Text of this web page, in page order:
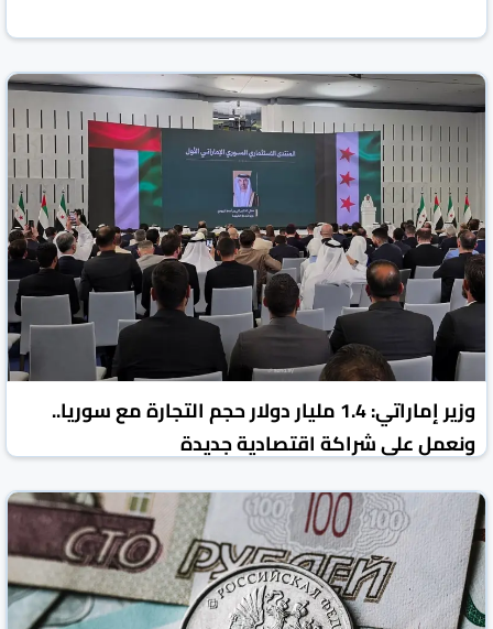
وزير إماراتي: 1.4 مليار دولار حجم التجارة مع سوريا..
ونعمل على شراكة اقتصادية جديدة